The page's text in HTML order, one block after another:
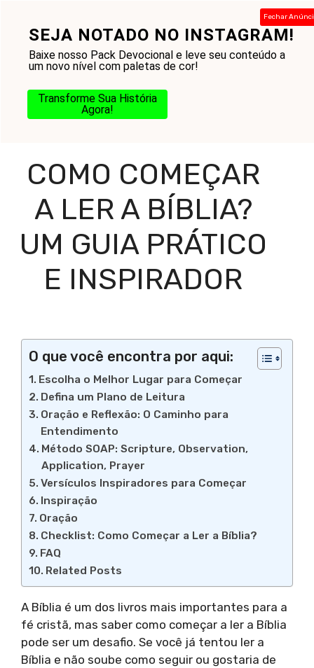
SEJA NOTADO NO INSTAGRAM!
Baixe nosso Pack Devocional e leve seu conteúdo a
um novo nível com paletas de cor!
Transforme Sua História
Agora!
Fechar
conteúdo
Menu
-Blog-Práticas Cristãs-
Como Começar a Ler a Bíblia? Um Guia Prático e
COMO COMEÇAR
A LER A BÍBLIA?
UM GUIA PRÁTICO
E INSPIRADOR
O que você encontra por aqui:
Escolha o Melhor Lugar para Começar
Defina um Plano de Leitura
Oração e Reflexão: O Caminho para
Entendimento
Método SOAP: Scripture, Observation,
Application, Prayer
Versículos Inspiradores para Começar
Inspiração
Oração
Checklist: Como Começar a Ler a Bíblia?
FAQ
Related Posts
A Bíblia é um dos livros mais importantes para a
fé cristã, mas saber como começar a ler a Bíblia
pode ser um desafio. Se você já tentou ler a
Bíblia e não soube como seguir ou gostaria de